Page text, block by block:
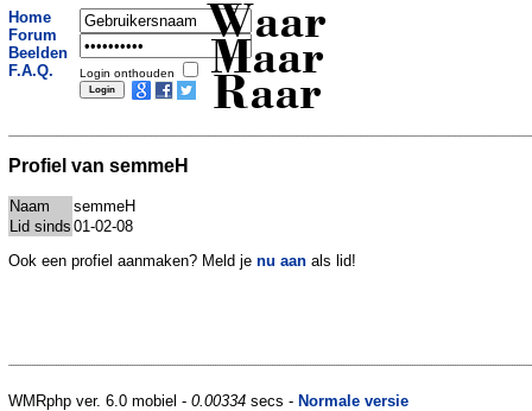
Home
Forum
Beelden
F.A.Q.
Login onthouden
Waar
Maar
Raar
Profiel van semmeH
Naam
semmeH
Lid sinds 01-02-08
Ook een profiel aanmaken? Meld je nu aan als lid!
WMRphp ver. 6.0 mobiel - 0.00334 secs - Normale versie